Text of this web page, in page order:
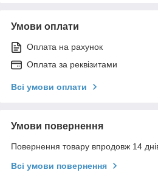
Умови оплати
Оплата на рахунок
Оплата за реквізитами
Всі умови оплати
Умови повернення
Повернення товару впродовж 14
Всі умови повернення